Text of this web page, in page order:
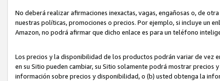
No deberá realizar afirmaciones inexactas, vagas, engañosas o, de
nuestras políticas, promociones o precios. Por ejemplo, si incluye un
Amazon, no podrá afirmar que dicho enlace es para un teléfono
Los precios y la disponibilidad de los productos podrán variar de vez
en su Sitio pueden cambiar, su Sitio solamente podrá mostrar
información sobre precios y disponibilidad, o (b) usted obtenga la